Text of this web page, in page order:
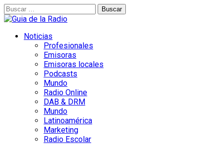
Buscar:
Noticias
Profesionales
Emisoras
Emisoras locales
Podcasts
Mundo
Radio Online
DAB & DRM
Mundo
Latinoamérica
Marketing
Radio Escolar